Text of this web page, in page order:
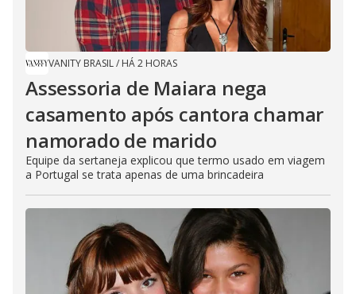
VANITY BRASIL/ HÁ 2 HORAS
Assessoria de Maiara nega
casamento após cantora chamar
namorado de marido
Equipe da sertaneja explicou que termo usado em viagem
a Portugal se trata apenas de uma brincadeira